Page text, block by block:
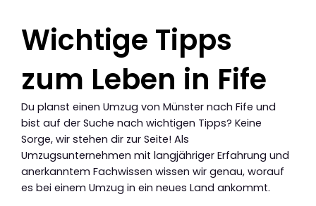
Wichtige Tipps
zum Leben in Fife
Du planst einen Umzug von Münster nach Fife und
bist auf der Suche nach wichtigen Tipps? Keine
Sorge, wir stehen dir zur Seite! Als
Umzugsunternehmen mit langjähriger Erfahrung und
anerkanntem Fachwissen wissen wir genau, worauf
es bei einem Umzug in ein neues Land ankommt.